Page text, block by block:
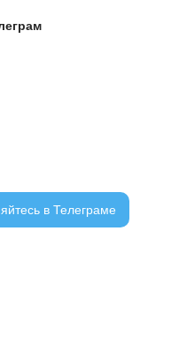
в Телеграме